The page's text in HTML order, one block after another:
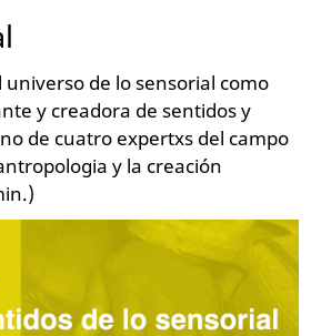
universo de lo sensorial como
y creadora de sentidos y
de cuatro expertxs del campo
y la creación